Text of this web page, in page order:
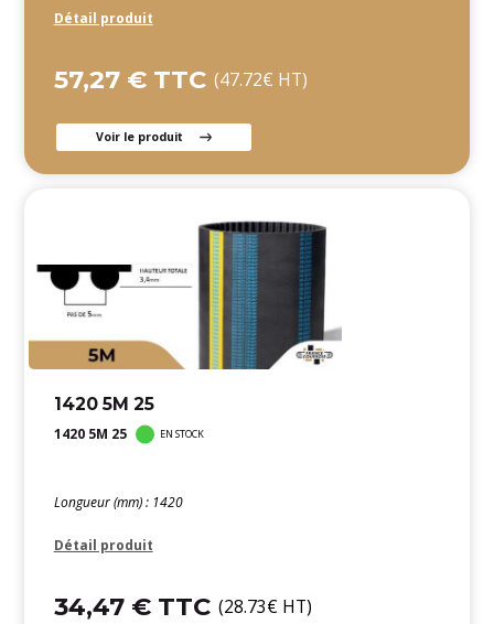
Détail produit
57,27 € TTC (47.72€ HT)
Voir le produit
1420 5M 25
1420 5M 25 EN STOCK
Longueur (mm) : 1420
Détail produit
34,47 € TTC (28.73€ HT)